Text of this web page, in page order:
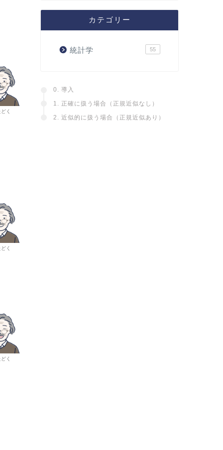
く
く
く
カテゴリー
統計学 55
0. 導入
1. 正確に扱う場合（正規近似なし）
2. 近似的に扱う場合（正規近似あり）